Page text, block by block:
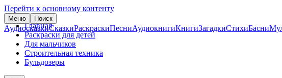
Перейти к основному контенту
Меню Поиск
АудиосказкиСказкиРаскраскиПесниАудиокнигиКнигиЗагадкиСтихиБасни
Главная
Раскраски для детей
Для мальчиков
Строительная техника
Бульдозеры